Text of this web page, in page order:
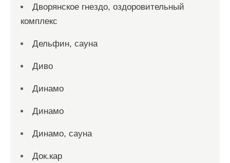
Дворянское гнездо, оздоровительный
комплекс
Дельфин, сауна
Диво
Динамо
Динамо
Динамо, сауна
Док.кар